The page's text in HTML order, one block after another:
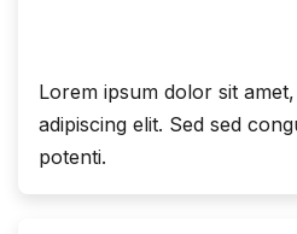
Lorem ipsum dolor sit
adipiscing elit. Sed sed
potenti.